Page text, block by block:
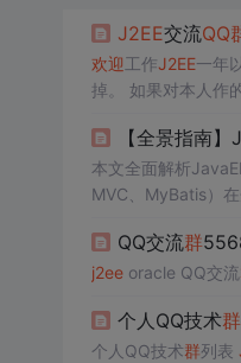
J2EE交流QQ
欢迎工作J2EE一年
掉。 如果对本人作
【全景指南
本文全面解析
MVC、MyBatis）
力，帮助开发者完
QQ交流群
j2eeoracle QQ交流
个人QQ技术群
个人QQ技术群列表